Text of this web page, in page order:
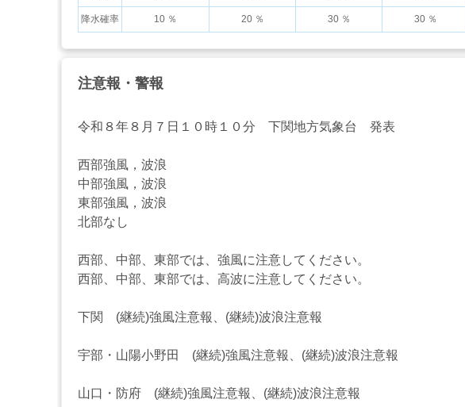
降水確率 10 ％ 20 ％ 30 ％ 30 ％
注意報・警報
令和８年８月７日１０時１０分 下関地方気象台 発表
西部強風，波浪
中部強風，波浪
東部強風，波浪
北部なし
西部、中部、東部では、強風に注意してください。
西部、中部、東部では、高波に注意してください。
下関 (継続)強風注意報、(継続)波浪注意報
宇部・山陽小野田 (継続)強風注意報、(継続)波浪注意報
山口・防府 (継続)強風注意報、(継続)波浪注意報